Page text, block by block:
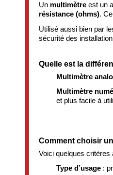
Un multimètre est un
résistance (ohms).
Utilisé aussi bien par
sécurité des
Quelle est la
Multimètre
Multimètre
et plus facile à
Comment choisir
Voici quelques critères
Type d’usage :